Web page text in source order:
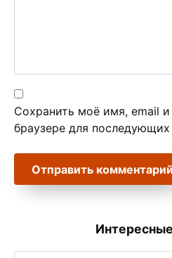
Сохранить моё имя, email
браузере для